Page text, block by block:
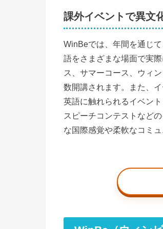
課外イベントで異文
WinBeでは、年間を通じ
語をさまざまな場面で実
ス、サマーコース、ウィ
数開講されます。また、
英語に触れられるイベン
スピーチコンテストなど
な国際感覚や柔軟なコミ